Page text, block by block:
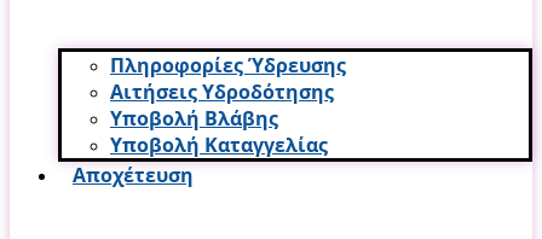
Πληροφορίες Ύδρευσης
Αιτήσεις Υδροδότησης
Υποβολή Βλάβης
Υποβολή Καταγγελίας
Αποχέτευση